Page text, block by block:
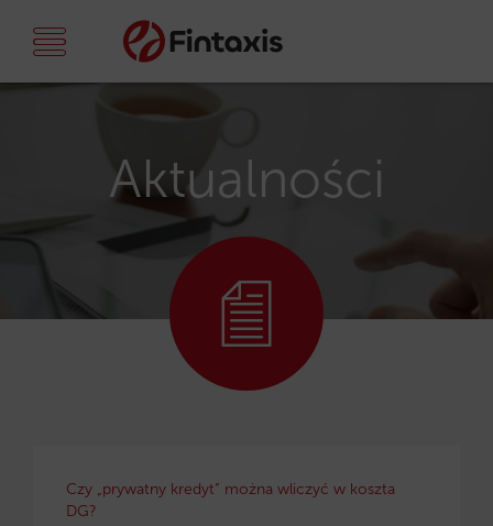
Aktualności
Czy „prywatny kredyt” można wliczyć w koszta
DG?